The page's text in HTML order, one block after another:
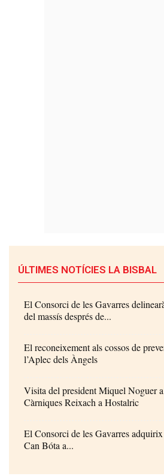
ÚLTIMES NOTÍCIES LA BISBAL
El Consorci de les Gavarres
del massís després de...
El reconeixement als cossos de
l’Aplec dels Àngels
Visita del president Miquel Noguer a
Càrniques Reixach a Hostalric
El Consorci de les Gavarres
Can Bóta a...